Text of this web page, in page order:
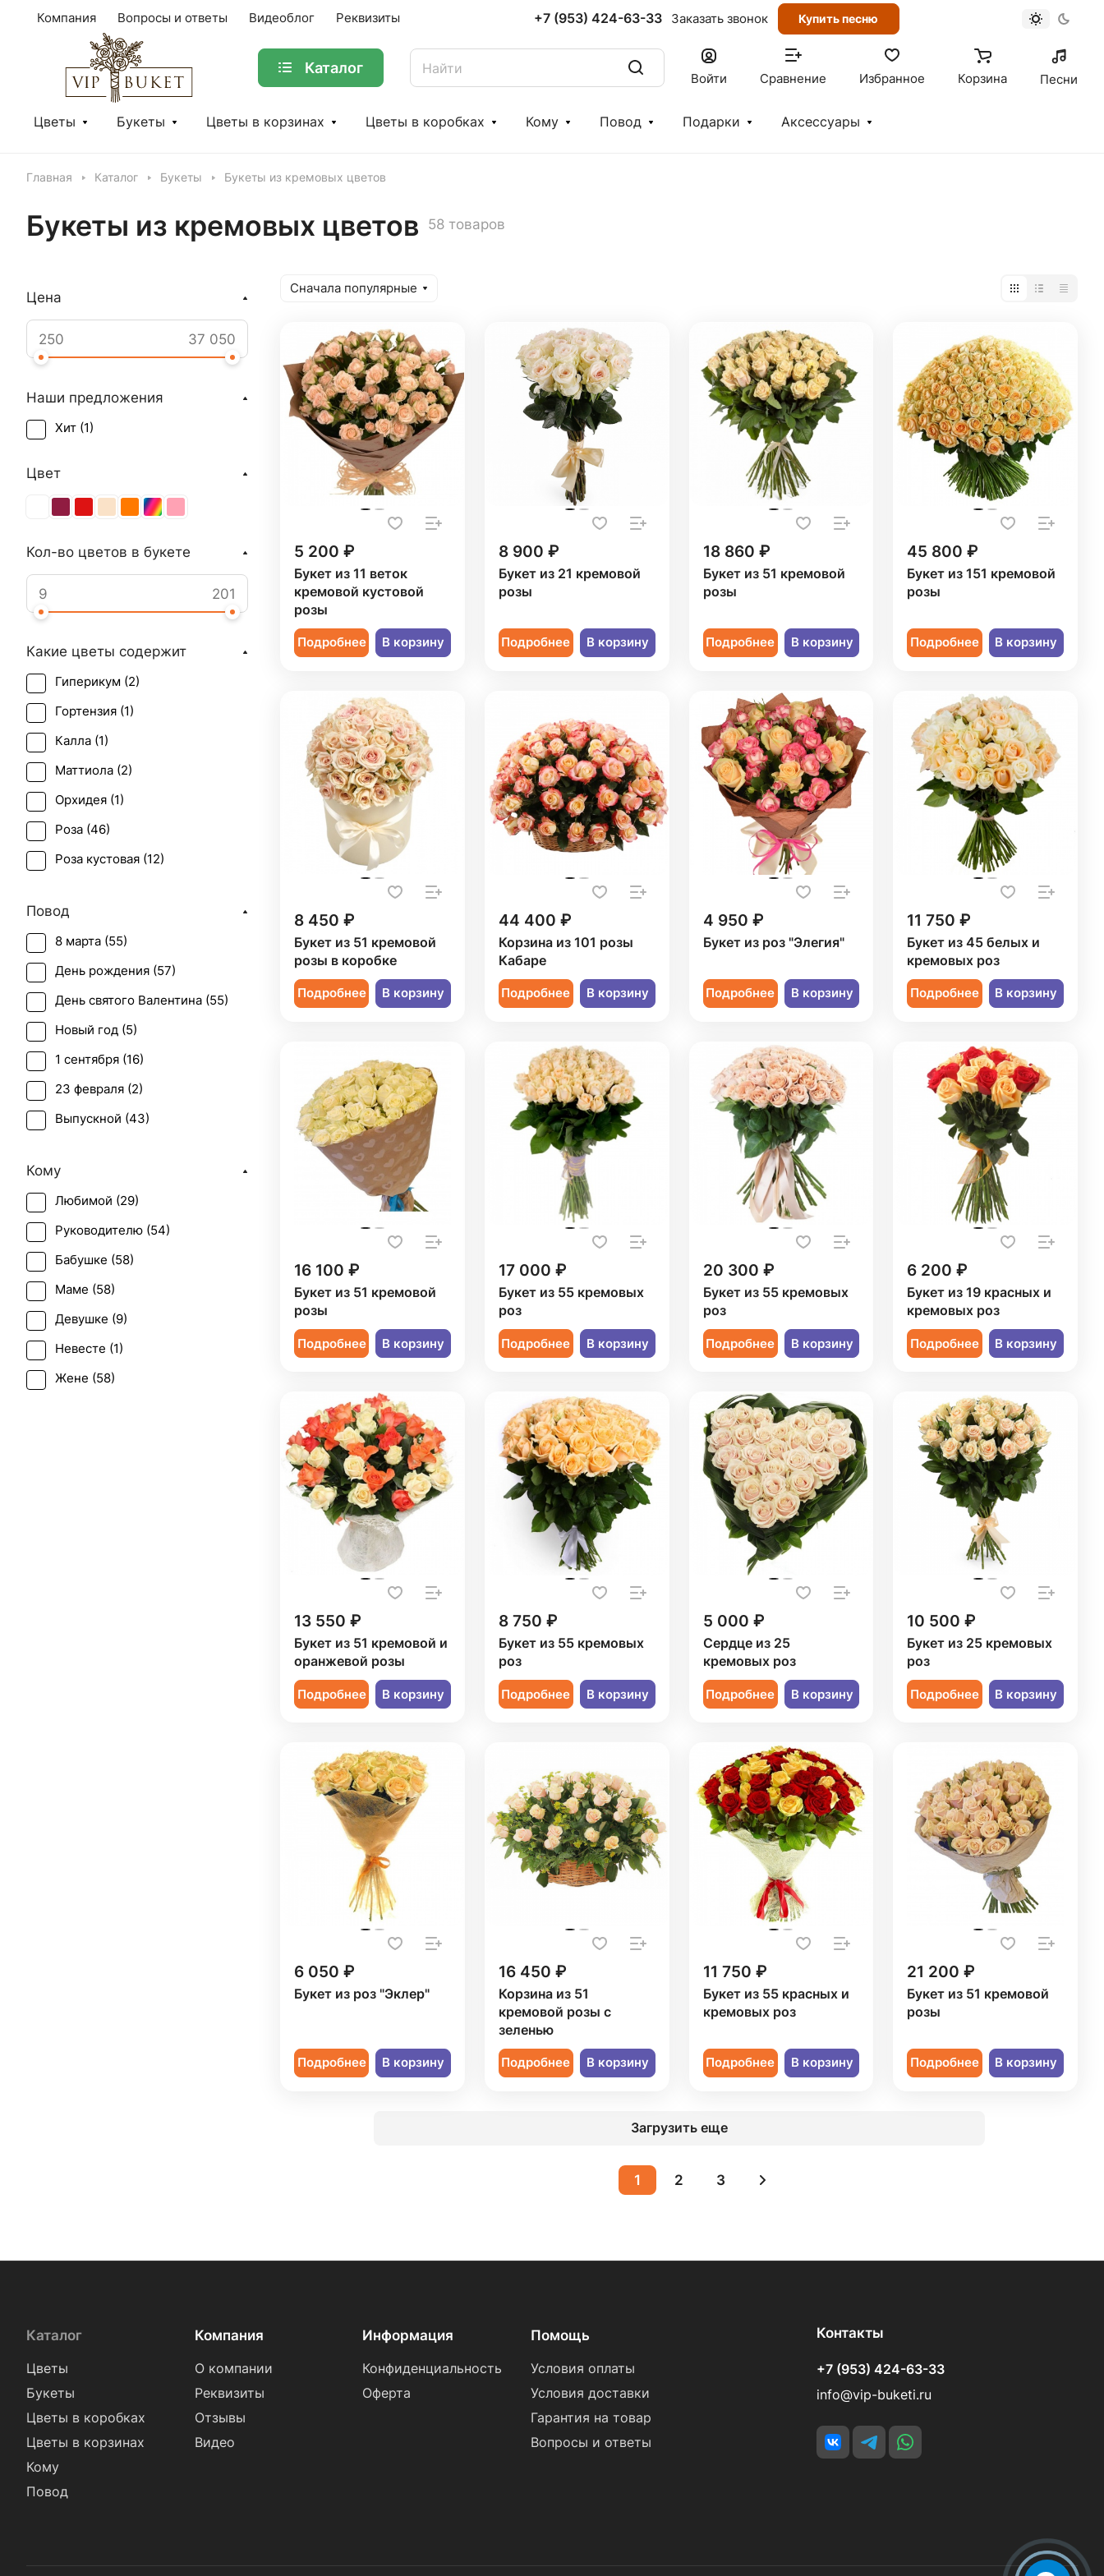
Компания Вопросы и ответы Видеоблог Реквизиты +7 (953) 424-63-33 Заказать звонок Купить песню
Каталог
Войти Сравнение Избранное Корзина Песни
Цветы Букеты Цветы в корзинах Цветы в коробках Кому Повод Подарки Аксессуары
Главная Каталог Букеты Букеты из кремовых цветов
Букеты из кремовых цветов 58 товаров
Сначала популярные
5 200 ₽
Букет из 11 веток
кремовой кустовой
розы
Подробнее В корзину
8 900 ₽
Букет из 21 кремовой
розы
Подробнее В корзину
18 860 ₽
Букет из 51 кремовой
розы
Подробнее В корзину
45 800 ₽
Букет из 151 кремовой
розы
Подробнее В корзину
8 450 ₽
Букет из 51 кремовой
розы в коробке
Подробнее В корзину
44 400 ₽
Корзина из 101 розы
Кабаре
Подробнее В корзину
4 950 ₽
Букет из роз "Элегия"
Подробнее В корзину
11 750 ₽
Букет из 45 белых и
кремовых роз
Подробнее В корзину
16 100 ₽
Букет из 51 кремовой
розы
Подробнее В корзину
17 000 ₽
Букет из 55 кремовых
роз
Подробнее В корзину
20 300 ₽
Букет из 55 кремовых
роз
Подробнее В корзину
6 200 ₽
Букет из 19 красных и
кремовых роз
Подробнее В корзину
13 550 ₽
Букет из 51 кремовой и
оранжевой розы
Подробнее В корзину
8 750 ₽
Букет из 55 кремовых
роз
Подробнее В корзину
5 000 ₽
Сердце из 25
кремовых роз
Подробнее В корзину
10 500 ₽
Букет из 25 кремовых
роз
Подробнее В корзину
6 050 ₽
Букет из роз "Эклер"
Подробнее В корзину
16 450 ₽
Корзина из 51
кремовой розы с
зеленью
Подробнее В корзину
11 750 ₽
Букет из 55 красных и
кремовых роз
Подробнее В корзину
21 200 ₽
Букет из 51 кремовой
розы
Подробнее В корзину
Загрузить еще
1 2 3
Цена
Наши предложения
Хит (1)
Цвет
Кол-во цветов в букете
Какие цветы содержит
Гиперикум (2)
Гортензия (1)
Калла (1)
Маттиола (2)
Орхидея (1)
Роза (46)
Роза кустовая (12)
Эустома (
Повод
8 марта (55)
День рождения (57)
День святого Валентина (55)
Новый год (5)
1 сентября (16)
23 февраля (2)
Выпускной (43)
День учителя (
Пасха (2)
Первое свидание (55
Последний звонок (
Рождение ребенка (
Рождество (
Свадьба (2)
Татьянин день (
Кому
Любимой (29)
Руководителю (54)
Бабушке (58)
Маме (58)
Девушке (9)
Невесте (1)
Жене (58)
Каталог
Цветы
Букеты
Цветы в коробках
Цветы в корзинах
Кому
Повод
Компания
О компании
Реквизиты
Отзывы
Видео
Информация
Конфиденциальность
Оферта
Помощь
Условия оплаты
Условия доставки
Гарантия на товар
Вопросы и ответы
Контакты
+7 (953) 424-63-33
info@vip-buketi.ru